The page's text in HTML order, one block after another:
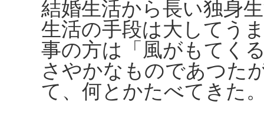
結婚生活から長い独身
生活の手段は大してう
事の方は「風がもてく
さやかなものであつた
て、何とかたべてきた